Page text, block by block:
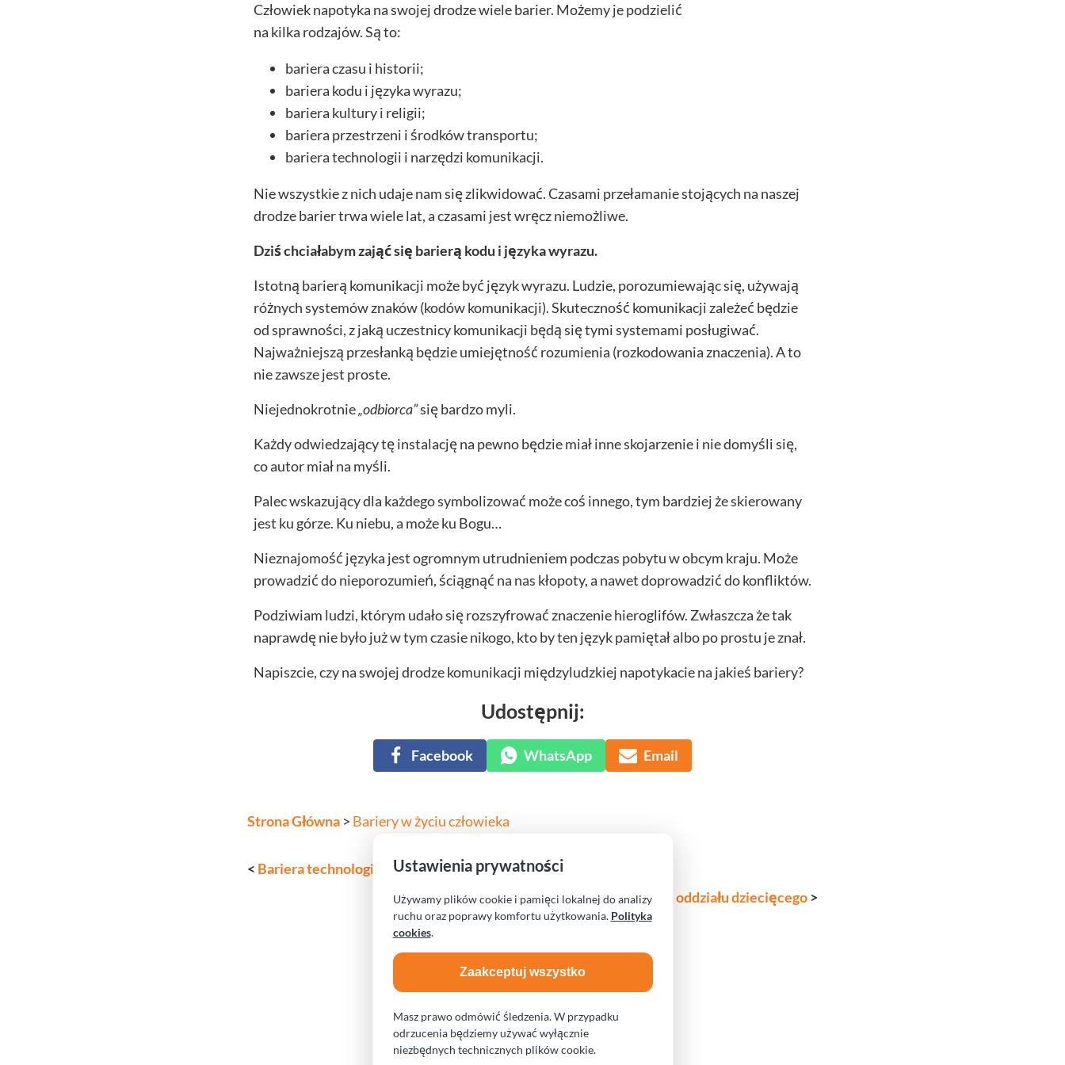
Człowiek napotyka na swojej drodze wiele barier. Możemy je podzielić
na kilka rodzajów. Są to:
bariera czasu i historii;
bariera kodu i języka wyrazu;
bariera kultury i religii;
bariera przestrzeni i środków transportu;
bariera technologii i narzędzi komunikacji.
Nie wszystkie z nich udaje nam się zlikwidować. Czasami przełamanie stojących na naszej
drodze barier trwa wiele lat, a czasami jest wręcz niemożliwe.
Dziś chciałabym zająć się barierą kodu i języka wyrazu.
Istotną barierą komunikacji może być język wyrazu. Ludzie, porozumiewając się, używają
różnych systemów znaków (kodów komunikacji). Skuteczność komunikacji zależeć będzie
od sprawności, z jaką uczestnicy komunikacji będą się tymi systemami posługiwać.
Najważniejszą przesłanką będzie umiejętność rozumienia (rozkodowania znaczenia). A to
nie zawsze jest proste.
Niejednokrotnie„odbiorca”się bardzo myli.
Każdy odwiedzający tę instalację na pewno będzie miał inne skojarzenie i nie domyśli się,
co autor miał na myśli.
Palec wskazujący dla każdego symbolizować może coś innego, tym bardziej że skierowany
jest ku górze. Ku niebu, a może ku Bogu…
Nieznajomość języka jest ogromnym utrudnieniem podczas pobytu w obcym kraju. Może
prowadzić do nieporozumień, ściągnąć na nas kłopoty, a nawet doprowadzić do konfliktów.
Podziwiam ludzi, którym udało się rozszyfrować znaczenie hieroglifów. Zwłaszcza że tak
naprawdę nie było już w tym czasie nikogo, kto by ten język pamiętał albo po prostu je znał.
Napiszcie, czy na swojej drodze komunikacji międzyludzkiej napotykacie na jakieś bariery?
Udostępnij:
Udostępnij na
Facebook Udostępnij przez
WhatsApp Udostępnij przez
Email
Strona Główna > Bariery w życiu człowieka
< Bariera technologii – narzędzi komunikacji
Charytatywne przedstawienie w BTD, na rzecz oddziału dziecięcego >
© 2026 – Agata Krokosz
Polityka plików Cookies i Pamięci lokalnej
Ustawienia prywatności
Używamy plików cookie i pamięci lokalnej do analizy
ruchu oraz poprawy komfortu użytkowania. Polityka
cookies.
Zaakceptuj wszystko
Masz prawo odmówić śledzenia. W przypadku
odrzucenia będziemy używać wyłącznie
niezbędnych technicznych plików cookie.